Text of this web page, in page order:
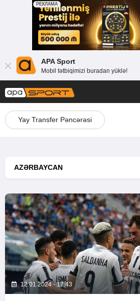
APA Sport
Mobil tətbiqimizi buradan yüklə!
Yay Transfer Pəncərəsi
AZƏRBAYCAN
12.01.2024 - 17:43